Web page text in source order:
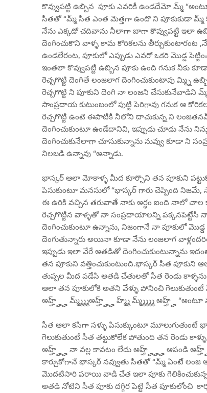
కొవ్వుపట్టి ఉబ్బిన పూకు ఎవరికీ ఉండదేమో మ్మ్
సీతతో “మ్మ్ సీత ఎంత మెత్తగా ఉందొ ని పూకుకుడా మ్మ్
నేను ఎక్కడో చదివాను నీలాగా బాగా కొవ్వుపట్టి ఇలా
దెంగించుకొని వాళ్ళ కామ కోరికలను తీర్చుకుంటారంట
ఉండలేరంట, పూకులో ఎప్పుడు ఎవరో ఒకరి మొడ్డ
ఇంతలా కొవ్వుపట్టి ఉబ్బిన పూకు ఉంది గనుక
రెచ్చగొట్టి దెంగితే లంజలాగ దెంగించుకుంటావు మ్మ్ని
రెచ్చగొట్టి ని పూకుని దెంగి నా లంజని చేసుకునేవాడిని
సాంప్రదాయ కుటుంబంలో పుట్టి పెరిగావు గనుక ఆ
రెచ్చగొట్టి ఉంటె ఈపాటికి నీలోని దాచుకున్న ని
దెంగించుకుంటూ ఉండేదానివి, ఇప్పుడు చూడు నేను
దెంగించుకునేలాగా చూసుకున్నాను నువ్వు కూడా ని
నిలబడి ఉన్నావు “అన్నాడు.
భాస్కర్ ఆలా మోకాళ్ళ మీద కూర్చొని తన పూకుని
పిసుకుంటూ మనసులో “భాస్కర్ గారు చెప్పింది నిజమే,
ఈ ఉరికి వచ్చిన తరువాతే నాకు అర్ధం ఐంది నాలో చాల
రెచ్చగొట్టిన వాళ్ళతో నా సంప్రదాయాలన్ని
దెంగించుకుంటూ ఉన్నాను, నిజంగానే నా పూకులో
దెంగుతున్నారు అయినా కూడా నేను లంజలాగ వాళ్లందరితో
ఇప్పుడు ఇలా వేరే అతడితో దెంగించుకుంటున్నాను
తన పూకుని వత్తించుకుంటుంది.భాస్కర్ సీత
తుప్పల మీద పడేసి అతడి చేతులతో సీత రెండు
ఆలా తన పూకులోకి అతని వేళ్ళు పోనించి గెలుకుతుంటే
అహ్హ్హ్హ్ మ్మ్మ్మ్మ్అహ్హ్హ్హ్ హ్మ్మ్ మ్మ్మ్మ్మ్మ్ అహ్హ్హ్
సీత ఆలా కసిగా సళ్ళు పిసుక్కుంటూ మూలుగుతుంటే
గెలుకుతుంటే సీత తట్టుకోలేక పోతుంది తన రెండు
అహ్హ్హ్హ్ నా వల్ల కావటం లేదు అహ్హ్హ్హ్హ్ ఆపండి
కార్చుకోగానే భాస్కర్ నవ్వుతు సీతతో “మ్మ్ ఏంటే
మొదటిసారి పరాయి వాడి చేత ఇలా పూకు
అతడి నోటిని సీత పూకు దగ్గిర పెట్టి సీత పూకులోంచి